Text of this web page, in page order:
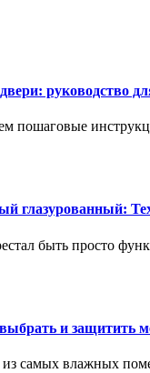
руководство
пошаговые
глазурованный:
быть просто
и защитить
самых влажных